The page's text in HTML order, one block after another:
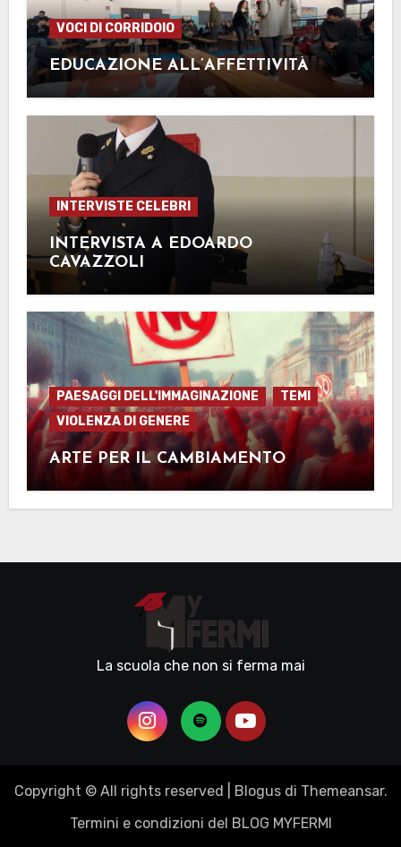
VOCI DI CORRIDOIO
EDUCAZIONE ALL’AFFETTIVITÀ
INTERVISTE CELEBRI
INTERVISTA A EDOARDO
CAVAZZOLI
PAESAGGI DELL'IMMAGINAZIONE
TEMI
VIOLENZA DI GENERE
ARTE PER IL CAMBIAMENTO
La scuola che non si ferma mai
Copyright © All rights reserved Blogusdi Themeansar.
Termini e condizioni del BLOG MYFERMI